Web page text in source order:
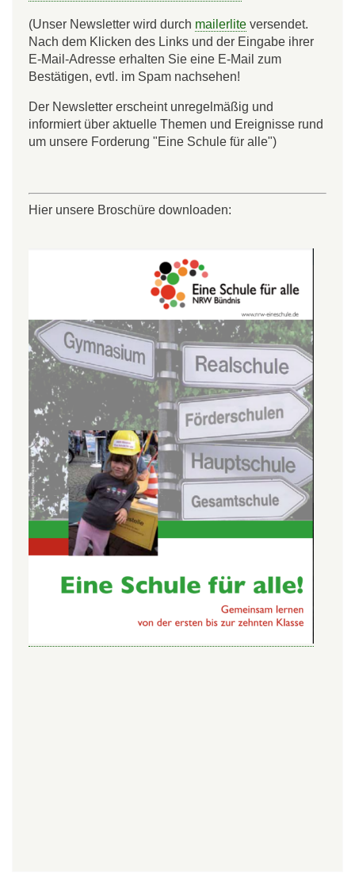
(Unser Newsletter wird durch mailerlite versendet.
Nach dem Klicken des Links und der Eingabe ihrer
E-Mail-Adresse erhalten Sie eine E-Mail zum
Bestätigen, evtl. im Spam nachsehen!
Der Newsletter erscheint unregelmäßig und
informiert über aktuelle Themen und Ereignisse rund
um unsere Forderung "Eine Schule für alle")
Hier unsere Broschüre downloaden: